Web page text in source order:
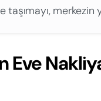
taşımayı,
Eve